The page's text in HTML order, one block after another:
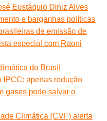
Eustáquio Diniz Alves
e barganhas políticas
de emissão de
especial com Raoni
do Brasil
IPCC: apenas redução
gases pode salvar o
Climática (CVF) alerta